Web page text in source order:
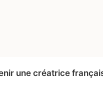
une créatrice